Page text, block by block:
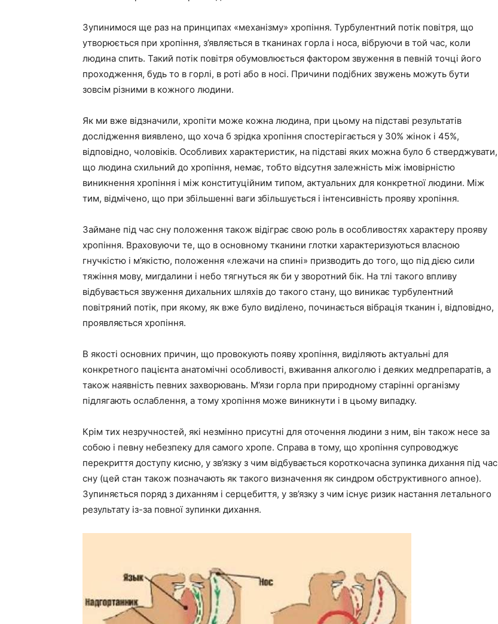
Зупинимося ще раз на принципах «механізму» хропіння. Турбулентний потік повітря, що
утворюється при хропіння, з’являється в тканинах горла і носа, вібруючи в той час, коли
людина спить. Такий потік повітря обумовлюється фактором звуження в певній точці його
проходження, будь то в горлі, в роті або в носі. Причини подібних звужень можуть бути
зовсім різними в кожного людини.
Як ми вже відзначили, хропіти може кожна людина, при цьому на підставі результатів
дослідження виявлено, що хоча б зрідка хропіння спостерігається у 30% жінок і 45%,
відповідно, чоловіків. Особливих характеристик, на підставі яких можна було б стверджувати,
що людина схильний до хропіння, немає, тобто відсутня залежність між імовірністю
виникнення хропіння і між конституційним типом, актуальних для конкретної людини. Між
тим, відмічено, що при збільшенні ваги збільшується і інтенсивність прояву хропіння.
Займане під час сну положення також відіграє свою роль в особливостях характеру прояву
хропіння. Враховуючи те, що в основному тканини глотки характеризуються власною
гнучкістю і м’якістю, положення «лежачи на спині» призводить до того, що під дією сили
тяжіння мову, мигдалини і небо тягнуться як би у зворотний бік. На тлі такого впливу
відбувається звуження дихальних шляхів до такого стану, що виникає турбулентний
повітряний потік, при якому, як вже було виділено, починається вібрація тканин і, відповідно,
проявляється хропіння.
В якості основних причин, що провокують появу хропіння, виділяють актуальні для
конкретного пацієнта анатомічні особливості, вживання алкоголю і деяких медпрепаратів, а
також наявність певних захворювань. М’язи горла при природному старінні організму
підлягають ослаблення, а тому хропіння може виникнути і в цьому випадку.
Крім тих незручностей, які незмінно присутні для оточення людини з ним, він також несе за
собою і певну небезпеку для самого хропе. Справа в тому, що хропіння супроводжує
перекриття доступу кисню, у зв’язку з чим відбувається короткочасна зупинка дихання під час
сну (цей стан також позначають як такого визначення як синдром обструктивного апное).
Зупиняється поряд з диханням і серцебиття, у зв’язку з чим існує ризик настання летального
результату із-за повної зупинки дихання.